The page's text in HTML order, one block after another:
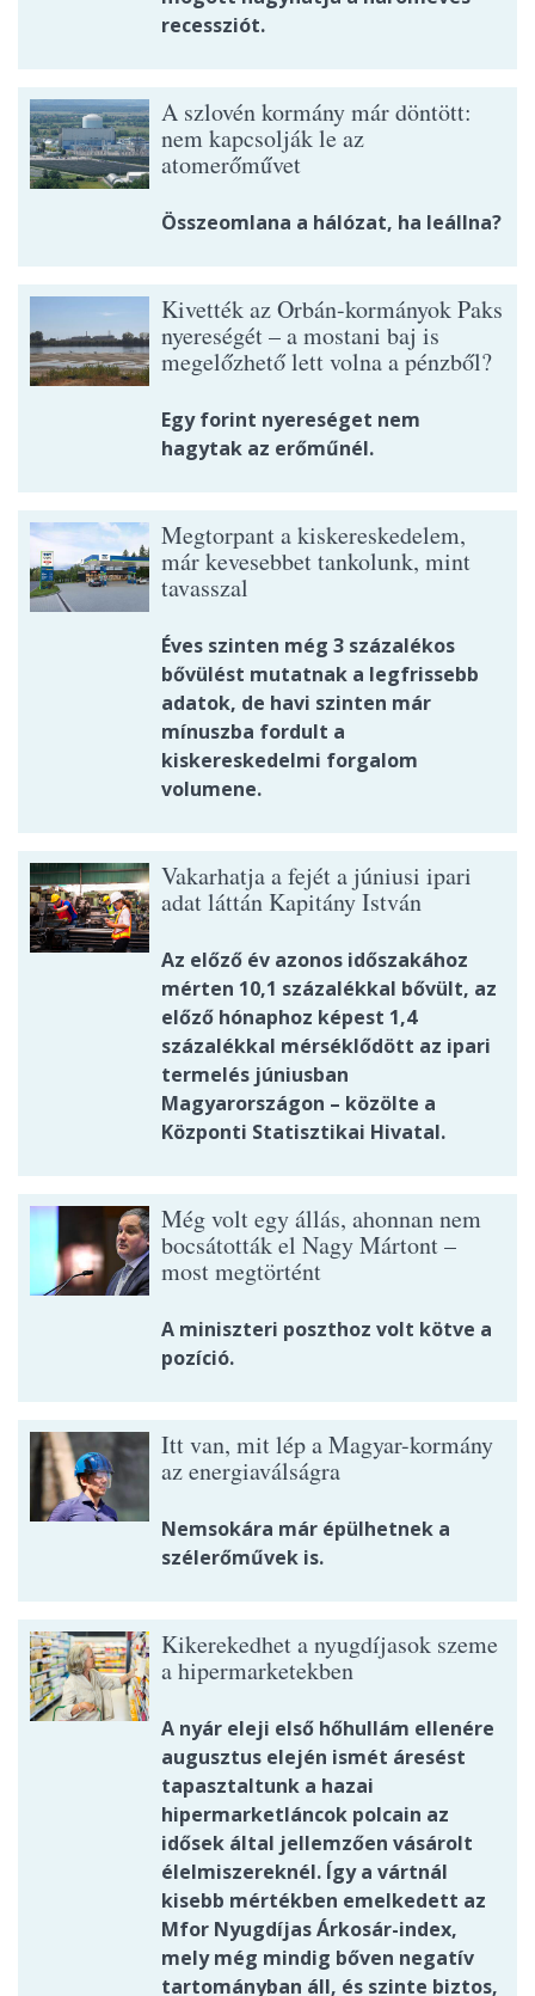
recessziót.
A szlovén kormány már döntött:
nem kapcsolják le az
atomerőművet
Összeomlana a hálózat, ha leállna?
Kivették az Orbán-kormányok Paks
nyereségét – a mostani baj is
megelőzhető lett volna a pénzből?
Egy forint nyereséget nem
hagytak az erőműnél.
Megtorpant a kiskereskedelem,
már kevesebbet tankolunk, mint
tavasszal
Éves szinten még 3 százalékos
bővülést mutatnak a legfrissebb
adatok, de havi szinten már
mínuszba fordult a
kiskereskedelmi forgalom
volumene.
Vakarhatja a fejét a júniusi ipari
adat láttán Kapitány István
Az előző év azonos időszakához
mérten 10,1 százalékkal bővült, az
előző hónaphoz képest 1,4
százalékkal mérséklődött az ipari
termelés júniusban
Magyarországon – közölte a
Központi Statisztikai Hivatal.
Még volt egy állás, ahonnan nem
bocsátották el Nagy Mártont –
most megtörtént
A miniszteri poszthoz volt kötve a
pozíció.
Itt van, mit lép a Magyar-kormány
az energiaválságra
Nemsokára már épülhetnek a
szélerőművek is.
Kikerekedhet a nyugdíjasok szeme
a hipermarketekben
A nyár eleji első hőhullám ellenére
augusztus elején ismét áresést
tapasztaltunk a hazai
hipermarketláncok polcain az
idősek által jellemzően vásárolt
élelmiszereknél. Így a vártnál
kisebb mértékben emelkedett az
Mfor Nyugdíjas Árkosár-index,
mely még mindig bőven negatív
tartományban áll, és szinte biztos,